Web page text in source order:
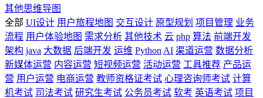
其他思维导图
全部 UI设计 用户旅程地图 交互设计 原型规划 项目管理 业务
流程 用户体验地图 需求分析 其他技术 云 php 算法 前端开发
架构 java 大数据 后端开发 运维 Python AI 渠道运营 数据分析
新媒体运营 内容运营 短视频运营 活动运营 工具推荐 产品运
营 用户运营 电商运营 教师资格证考试 心理咨询师考试 计算
机考试 司法考试 研究生考试 公务员考试 软考 英语考试 项目